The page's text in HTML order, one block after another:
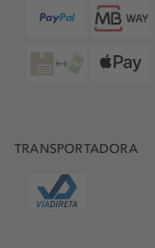
TRANSPORTADORA